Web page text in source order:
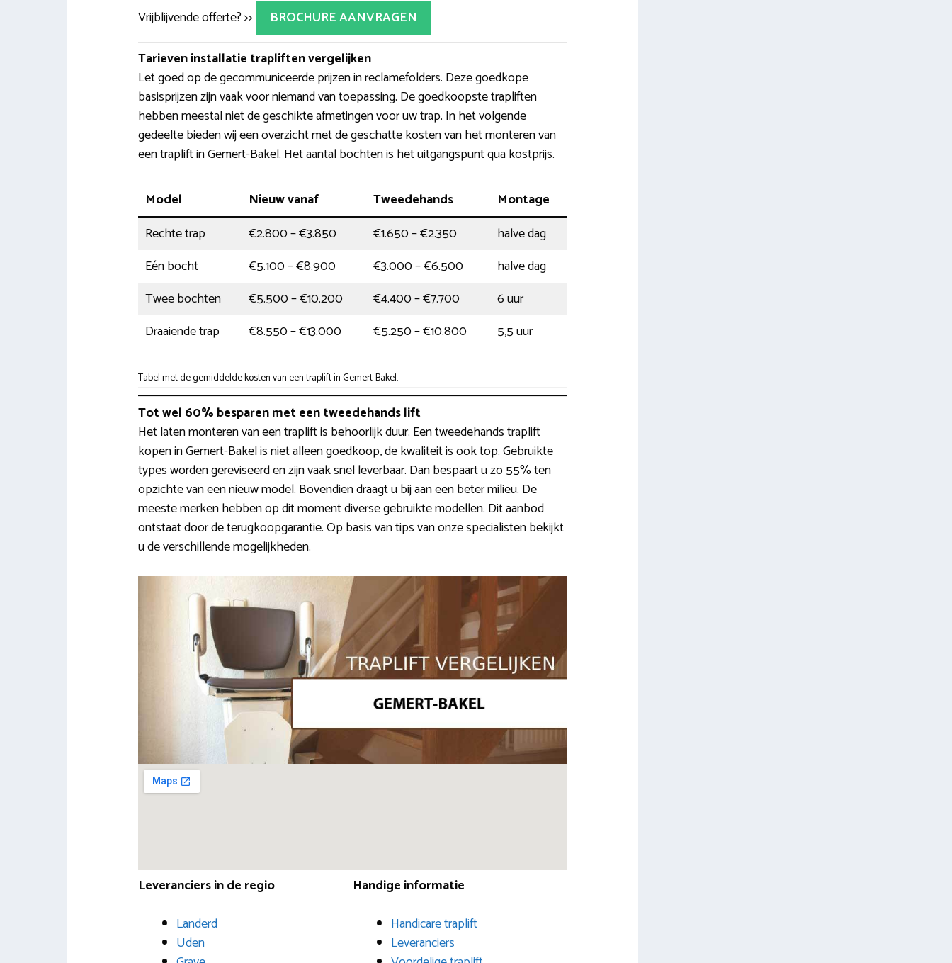
Vrijblijvende offerte? >>
BROCHURE AANVRAGEN
Tarieven installatie trapliften vergelijken
Let goed op de gecommuniceerde prijzen in reclamefolders. Deze goedkope
basisprijzen zijn vaak voor niemand van toepassing. De goedkoopste trapliften
hebben meestal niet de geschikte afmetingen voor uw trap. In het volgende
gedeelte bieden wij een overzicht met de geschatte kosten van het monteren van
een traplift in Gemert-Bakel. Het aantal bochten is het uitgangspunt qua kostprijs.
Model Nieuw vanaf Tweedehands
Montage
Rechte trap
€2.800 – €3.850 €1.650 – €2.350
halve dag
Eén bocht
€5.100 – €8.900 €3.000 – €6.500
halve dag
Twee bochten
€5.500 – €10.200 €4.400 – €7.700
6 uur
Draaiende trap
€8.550 – €13.000 €5.250 – €10.800 5,5 uur
Tabel met de gemiddelde kosten van een traplift in Gemert-Bakel.
Tot wel 60% besparen met een tweedehands lift
Het laten monteren van een traplift is behoorlijk duur. Een tweedehands traplift
kopen in Gemert-Bakel is niet alleen goedkoop, de kwaliteit is ook top. Gebruikte
types worden gereviseerd en zijn vaak snel leverbaar. Dan bespaart u zo 55% ten
opzichte van een nieuw model. Bovendien draagt u bij aan een beter milieu. De
meeste merken hebben op dit moment diverse gebruikte modellen. Dit aanbod
ontstaat door de terugkoopgarantie. Op basis van tips van onze specialisten bekijkt
u de verschillende mogelijkheden.
Leveranciers in de regio
Landerd
Uden
Handige informatie
Handicare traplift
Leveranciers